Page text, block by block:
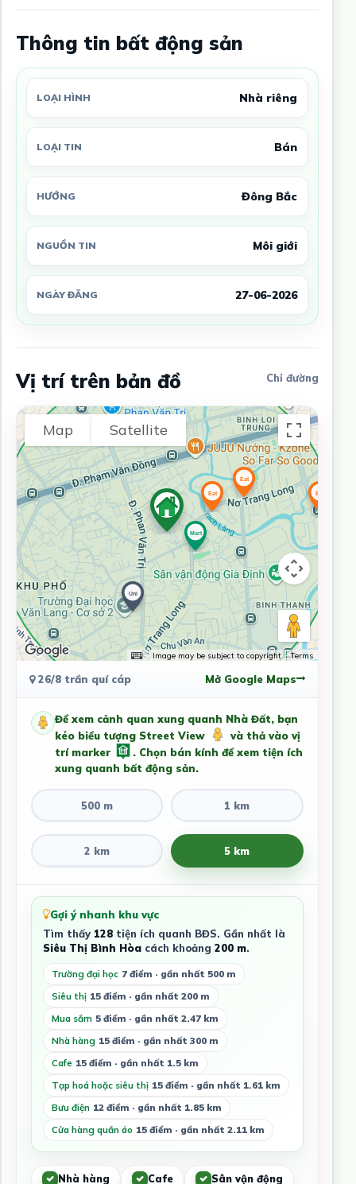
Thông tin bất động sản
LOẠI HÌNH Nhà riêng
LOẠI TIN Bán
HƯỚNG Đông Bắc
NGUỒN TIN Môi giới
NGÀY ĐĂNG 27-06-2026
Vị trí trên bản đồ Chỉ đường
Map Satellite
Image may be subject to copyright Terms
26/8 trần quí cáp Mở Google Maps
Để xem cảnh quan xung quanh Nhà Đất, bạn
kéo biểu tượng Street View
và thả vào vị
trí marker
. Chọn bán kính để xem tiện ích
xung quanh bất động sản.
500 m 1 km
2 km 5 km
Gợi ý nhanh khu vực
Tìm thấy 128tiện ích quanh BĐS. Gần nhất là
Siêu Thị Bình Hòacách khoảng 200 m.
Trường đại học 7 điểm · gần nhất 500 m
Siêu thị 15 điểm · gần nhất 200 m
Mua sắm 5 điểm · gần nhất 2.47 km
Nhà hàng 15 điểm · gần nhất 300 m
Cafe 15 điểm · gần nhất 1.5 km
Tạp hoá hoặc siêu thị 15 điểm · gần nhất 1.61 km
Bưu điện 12 điểm · gần nhất 1.85 km
Cửa hàng quần áo 15 điểm · gần nhất 2.11 km
Nhà hàng Cafe Sân vận động